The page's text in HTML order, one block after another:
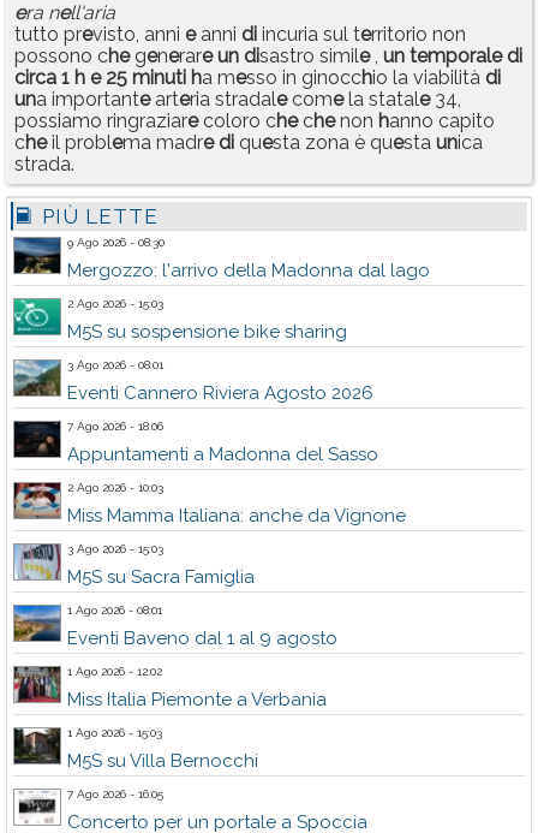
era nell'aria
tutto previsto, anni eanni di incuria sul territorio non
possono chegenerare un disastro simile, un temporale di
circa 1 h e 25 minuti ha messo in ginocchio la viabilità di
una importantearteria stradalecomela statale34,
possiamo ringraziarecoloro chechenon hanno capito
cheil problema madre di questa zona è questa unica
strada.
PIÙ LETTE
9 Ago 2026 - 08:30
Mergozzo: l'arrivo della Madonna dal lago
2 Ago 2026 - 15:03
M5S su sospensione bike sharing
3 Ago 2026 - 08:01
Eventi Cannero Riviera Agosto 2026
7 Ago 2026 - 18:06
Appuntamenti a Madonna del Sasso
2 Ago 2026 - 10:03
Miss Mamma Italiana: anche da Vignone
3 Ago 2026 - 15:03
M5S su Sacra Famiglia
1 Ago 2026 - 08:01
Eventi Baveno dal 1 al 9 agosto
1 Ago 2026 - 12:02
Miss Italia Piemonte a Verbania
1 Ago 2026 - 15:03
M5S su Villa Bernocchi
7 Ago 2026 - 16:05
Concerto per un portale a Spoccia